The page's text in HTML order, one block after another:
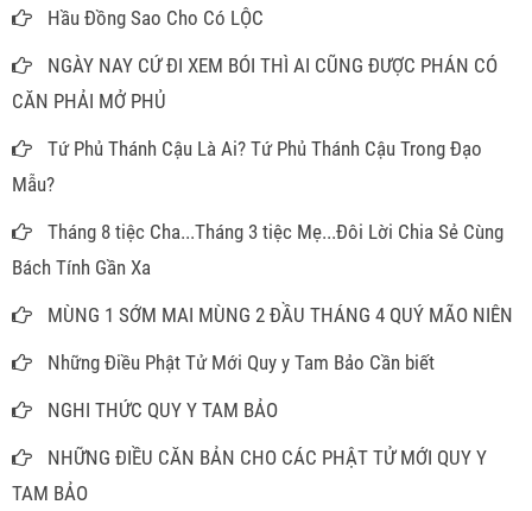
Hầu Đồng Sao Cho Có LỘC
NGÀY NAY CỨ ĐI XEM BÓI THÌ AI CŨNG ĐƯỢC PHÁN CÓ
CĂN PHẢI MỞ PHỦ
Tứ Phủ Thánh Cậu Là Ai? Tứ Phủ Thánh Cậu Trong Đạo
Mẫu?
Tháng 8 tiệc Cha...Tháng 3 tiệc Mẹ...Đôi Lời Chia Sẻ Cùng
Bách Tính Gần Xa
MÙNG 1 SỚM MAI MÙNG 2 ĐẦU THÁNG 4 QUÝ MÃO NIÊN
Những Điều Phật Tử Mới Quy y Tam Bảo Cần biết
NGHI THỨC QUY Y TAM BẢO
NHỮNG ĐIỀU CĂN BẢN CHO CÁC PHẬT TỬ MỚI QUY Y
TAM BẢO